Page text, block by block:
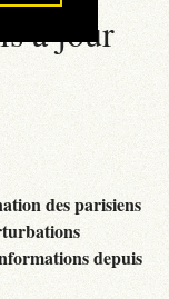
à jour
des parisiens
depuis